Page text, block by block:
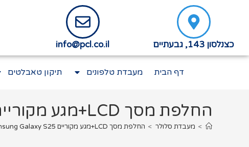
כצנלסון 143, גבעתיים info@pcl.co.il
דף הבית מעבדת טלפונים תיקון טאבלטים
החלפת מסך LCD+מגע מקוריים Samsung Galaxy S25 סמסונג
> מעבדת סלולר > החלפת מסך LCD+מגע מקוריים Samsung Galaxy S25 סמסונג